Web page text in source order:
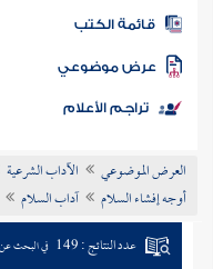
المكتبة
الكتب
موضوعي
تراجم الأعلام
العرض الموضوعي الآداب الشرعية
أوجه إفشاء السلام
آداب السلام
عدد النتائج : 149 في البحث